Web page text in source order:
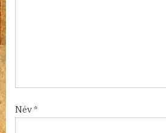
Név*